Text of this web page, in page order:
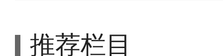
推荐栏目